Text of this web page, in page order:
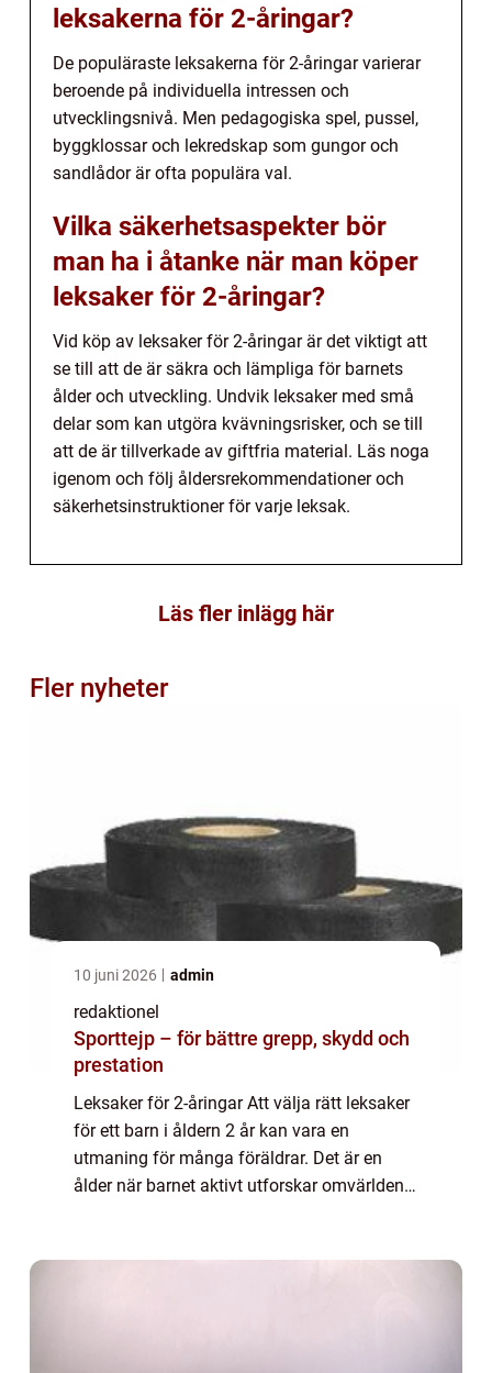
leksakerna för 2-åringar?
De populäraste leksakerna för 2-åringar varierar
beroende på individuella intressen och
utvecklingsnivå. Men pedagogiska spel, pussel,
byggklossar och lekredskap som gungor och
sandlådor är ofta populära val.
Vilka säkerhetsaspekter bör
man ha i åtanke när man köper
leksaker för 2-åringar?
Vid köp av leksaker för 2-åringar är det viktigt att
se till att de är säkra och lämpliga för barnets
ålder och utveckling. Undvik leksaker med små
delar som kan utgöra kvävningsrisker, och se till
att de är tillverkade av giftfria material. Läs noga
igenom och följ åldersrekommendationer och
säkerhetsinstruktioner för varje leksak.
Läs fler inlägg här
Fler nyheter
10 juni 2026 admin
redaktionel
Sporttejp – för bättre grepp, skydd och
prestation
Leksaker för 2-åringar Att välja rätt leksaker
för ett barn i åldern 2 år kan vara en
utmaning för många föräldrar. Det är en
ålder när barnet aktivt utforskar omvärlden